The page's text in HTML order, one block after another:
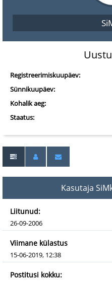
Registreerimiskuupäev:
Sünnikuupäev:
Kohalik aeg:
Staatus:
Kasutaja
Liitunud:
26-09-2006
Viimane külastus
15-06-2019, 12:38
Postitusi kokku: